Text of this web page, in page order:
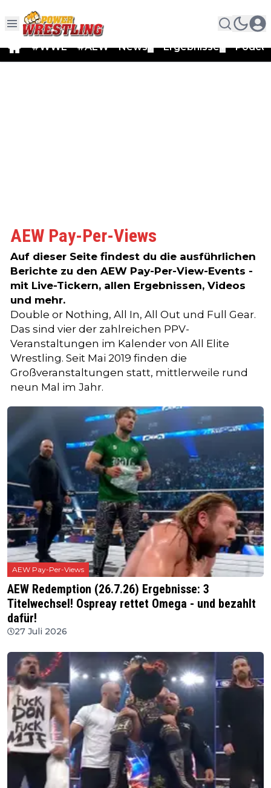
#WWE #AEW News Ergebnisse
AEW Pay-Per-Views
Auf dieser Seite findest du die ausführlichen
Berichte zu den AEW Pay-Per-View-Events -
mit Live-Tickern, allen Ergebnissen, Videos
und mehr.
Double or Nothing, All In, All Out und Full Gear.
Das sind vier der zahlreichen PPV-
Veranstaltungen im Kalender von All Elite
Wrestling. Seit Mai 2019 finden die
Großveranstaltungen statt, mittlerweile rund
neun Mal im Jahr.
AEW Pay-Per-Views
AEW Redemption (26.7.26) Ergebnisse: 3
Titelwechsel! Ospreay rettet Omega - und bezahlt
dafür!
27 Juli 2026